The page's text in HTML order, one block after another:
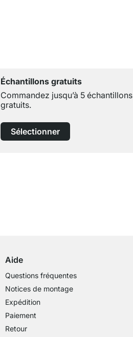
Échantillons gratuits
Commandez jusqu’à 5 échantillons
gratuits.
Sélectionner
Aide
Questions fréquentes
Notices de montage
Expédition
Paiement
Retour